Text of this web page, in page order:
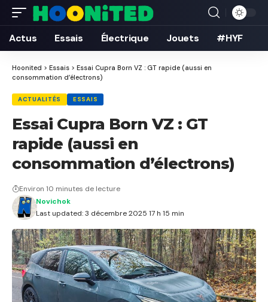
Actus Essais Électrique Jouets #HYF
Hoonited > Essais > Essai Cupra Born VZ : GT rapide (aussi en
consommation d’électrons)
ACTUALITÉS ESSAIS
Essai Cupra Born VZ : GT
rapide (aussi en
consommation d’électrons)
Last updated: 3 décembre 2025 17 h 15 min
Novichok
Environ 10 minutes de lecture